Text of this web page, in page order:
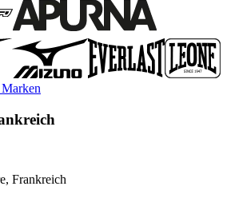
Frankreich